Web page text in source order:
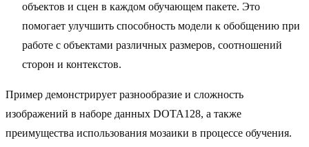
объектов и сцен в каждом обучающем пакете. Это
помогает улучшить способность модели к обобщению при
работе с объектами различных размеров, соотношений
сторон и контекстов.
Пример демонстрирует разнообразие и сложность
изображений в наборе данных DOTA128, а также
преимущества использования мозаики в процессе обучения.